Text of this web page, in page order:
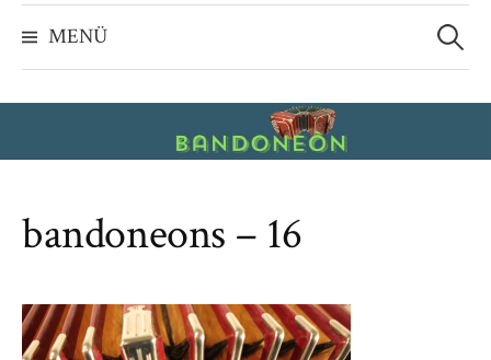
MENÜ
Suchen
nach:
bandoneons – 16